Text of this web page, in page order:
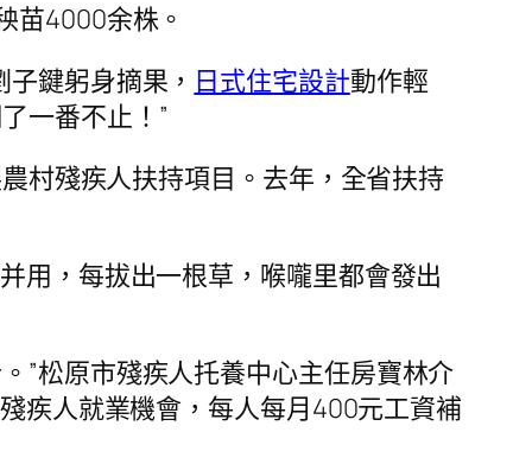
苗4000余株。
鍵躬身摘果， 日式住宅設計動作輕
一番不止！”
村殘疾人扶持項目。去年，全省扶持
用，每拔出一根草，喉嚨里都會發出
”松原市殘疾人托養中心主任房寶林介
疾人就業機會，每人每月400元工資補